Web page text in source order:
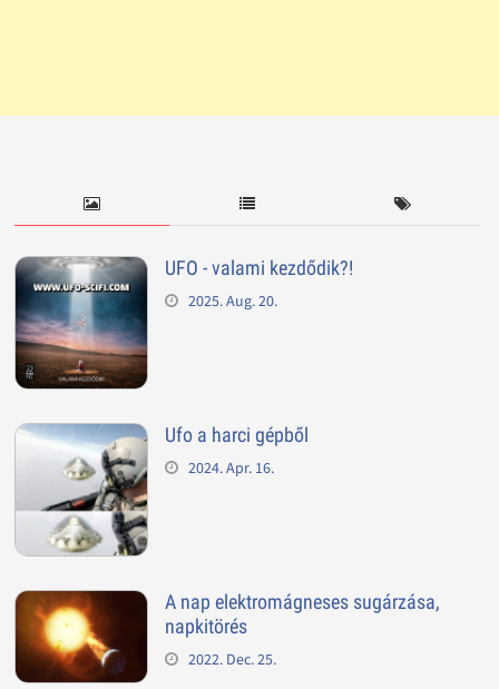
UFO - valami kezdődik?!
2025. Aug. 20.
Ufo a harci gépből
2024. Apr. 16.
A nap elektromágneses sugárzása,
napkitörés
2022. Dec. 25.